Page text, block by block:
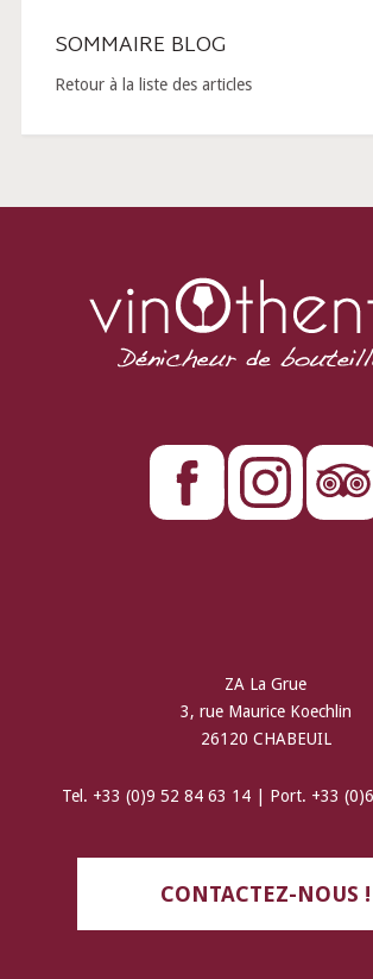
SOMMAIRE BLOG
Retour à la liste des articles
ZA La Grue
3, rue Maurice Koechlin
26120 CHABEUIL
Tel. +33 (0)9 52 84 63 14 | Port. +33
CONTACTEZ-NOUS !